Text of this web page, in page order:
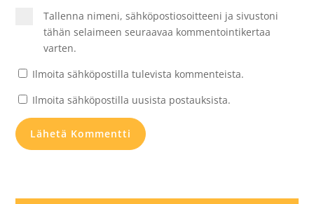
Tallenna nimeni, sähköpostiosoitteeni ja sivustoni
tähän selaimeen seuraavaa kommentointikertaa
varten.
Ilmoita sähköpostilla tulevista kommenteista.
Ilmoita sähköpostilla uusista postauksista.